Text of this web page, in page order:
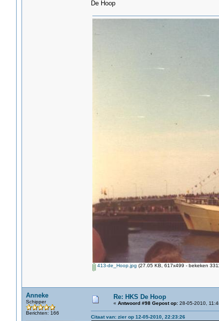
De Hoop
413-de_Hoop.jpg (27.05 KB, 617x499 - bekeken
Anneke
Schipper
Berichten: 166
Re: HKS De Hoop
« Antwoord #98 Gepost op:28-05-2010,
Citaat van: zier op 12-05-2010, 22:23:26